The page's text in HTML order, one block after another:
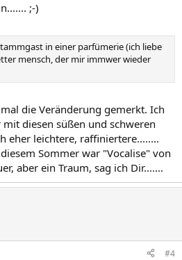
;-)
in einer parfümerie (ich liebe
mensch, der mir immwer wieder
die Veränderung gemerkt. Ich
diesen süßen und schweren
eher leichtere, raffiniertere........
Sommer war "Vocalise" von
aber ein Traum, sag ich Dir.......
#4